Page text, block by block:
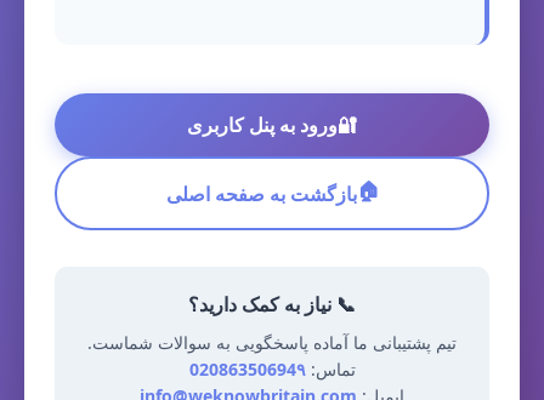
🔐ورود به پنل کاربری
🏠بازگشت به صفحه اصلی
📞 نیاز به کمک دارید؟
تیم پشتیبانی ما آماده پاسخگویی به سوالات شماست.
تماس:02086350694۹